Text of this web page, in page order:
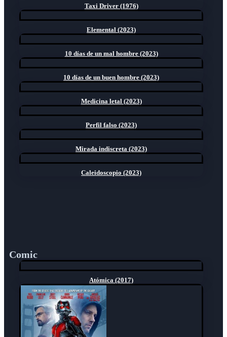
Taxi Driver (1976)
Elemental (2023)
10 días de un mal hombre (2023)
10 días de un buen hombre (2023)
Medicina letal (2023)
Perfil falso (2023)
Mirada indiscreta (2023)
Caleidoscopio (2023)
Comic
Atómica (2017)